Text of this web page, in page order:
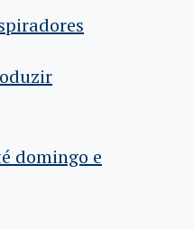
domingo e